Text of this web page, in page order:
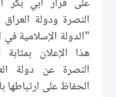
النصرة ودولة
"الدولة الإسلامية
هذا الإعلان
النصرة عن دولة
الحفاظ على ارتباطها